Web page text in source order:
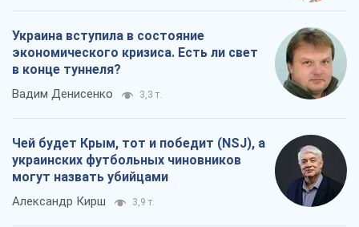
Украина вступила в состояние
экономического кризиса. Есть ли свет
в конце туннеля?
Вадим Денисенко 3,3 т.
Чей будет Крым, тот и победит (NSJ), а
украинских футбольных чиновников
могут назвать убийцами
Александр Кирш 3,9 т.